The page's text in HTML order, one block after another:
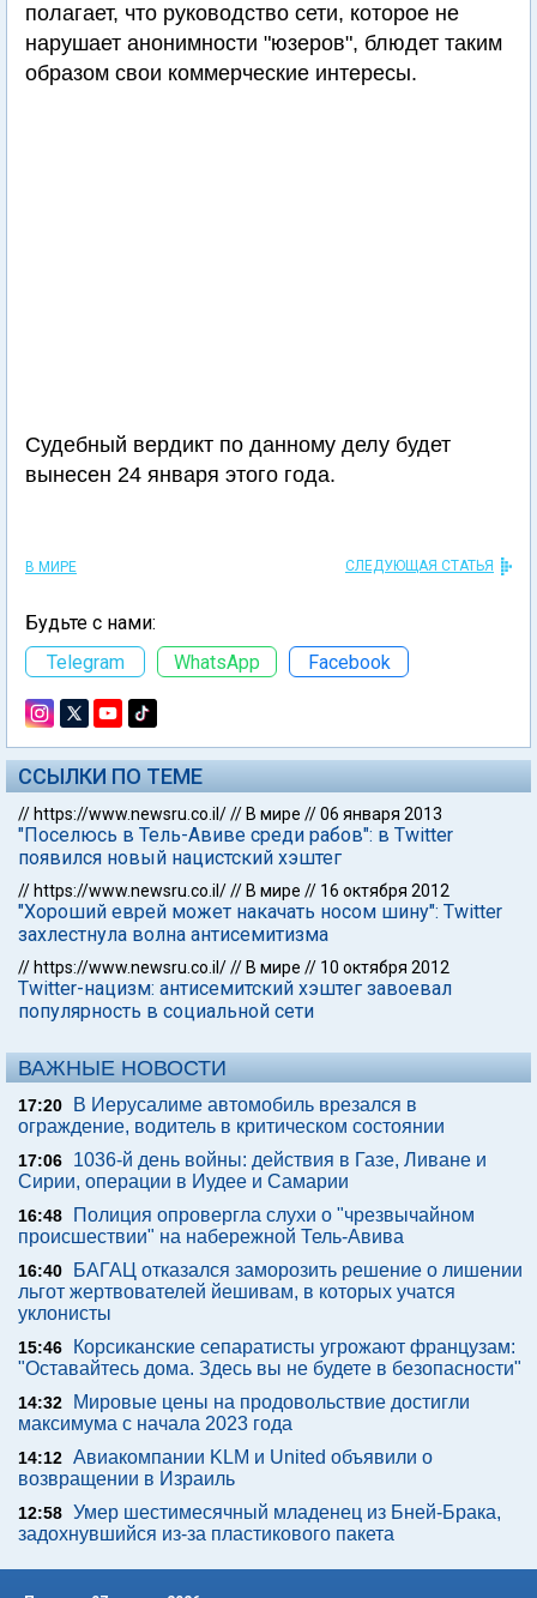
полагает, что руководство сети, которое не
нарушает анонимности "юзеров", блюдет таким
образом свои коммерческие интересы.
Судебный вердикт по данному делу будет
вынесен 24 января этого года.
В МИРЕ СЛЕДУЮЩАЯ СТАТЬЯ
Будьте с нами:
Telegram
WhatsApp Facebook
ССЫЛКИ ПО ТЕМЕ
// https://www.newsru.co.il/// В мире //06 января 2013
"Поселюсь в Тель-Авиве среди рабов": в Twitter
появился новый нацистский хэштег
// https://www.newsru.co.il/// В мире // 16 октября 2012
"Хороший еврей может накачать носом шину": Twitter
захлестнула волна антисемитизма
// https://www.newsru.co.il/// В мире // 10 октября 2012
Twitter-нацизм: антисемитский хэштег завоевал
популярность в социальной сети
ВАЖНЫЕ НОВОСТИ
17:20
В Иерусалиме автомобиль врезался в
ограждение, водитель в критическом состоянии
17:06
1036-й день войны: действия в Газе, Ливане и
Сирии, операции в Иудее и Самарии
16:48
Полиция опровергла слухи о "чрезвычайном
происшествии" на набережной Тель-Авива
16:40
БАГАЦ отказался заморозить решение о лишении
льгот жертвователей йешивам, в которых учатся
уклонисты
15:46
Корсиканские сепаратисты угрожают французам:
"Оставайтесь дома. Здесь вы не будете в безопасности"
14:32
Мировые цены на продовольствие достигли
максимума с начала 2023 года
14:12 Авиакомпании KLM и United объявили о
возвращении в Израиль
12:58 Умер шестимесячный младенец из Бней-Брака,
задохнувшийся из-за пластикового пакета